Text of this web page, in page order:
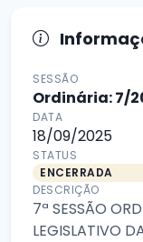
SESSÃO
Ordinária: 7/
DATA
18/09/2025
STATUS
ENCERRADA
DESCRIÇÃO
7ª SESSÃO
LEGISLATIVO